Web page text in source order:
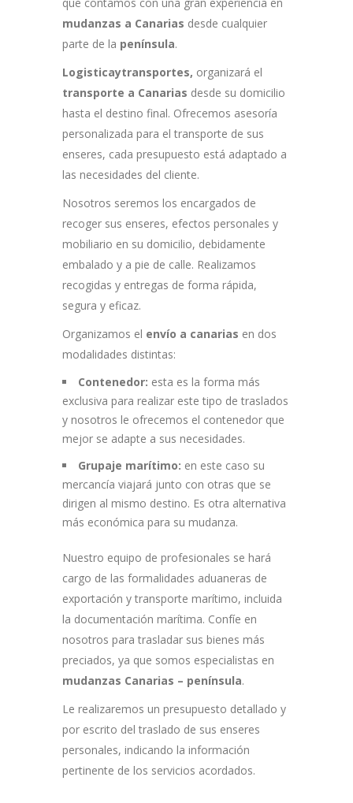
mudanzas a Canarias desde cualquier
parte de la península.
Logisticaytransportes, organizará el
transporte a Canarias desde su domicilio
hasta el destino final. Ofrecemos asesoría
personalizada para el transporte de sus
enseres, cada presupuesto está adaptado a
las necesidades del cliente.
Nosotros seremos los encargados de
recoger sus enseres, efectos personales y
mobiliario en su domicilio, debidamente
embalado y a pie de calle. Realizamos
recogidas y entregas de forma rápida,
segura y eficaz.
Organizamos el envío a canarias en dos
modalidades distintas:
Contenedor: esta es la forma más
exclusiva para realizar este tipo de traslados
y nosotros le ofrecemos el contenedor que
mejor se adapte a sus necesidades.
Grupaje marítimo: en este caso su
mercancía viajará junto con otras que se
dirigen al mismo destino. Es otra alternativa
más económica para su mudanza.
Nuestro equipo de profesionales se hará
cargo de las formalidades aduaneras de
exportación y transporte marítimo, incluida
la documentación marítima. Confíe en
nosotros para trasladar sus bienes más
preciados, ya que somos especialistas en
mudanzas Canarias – península.
Le realizaremos un presupuesto detallado y
por escrito del traslado de sus enseres
personales, indicando la información
pertinente de los servicios acordados.